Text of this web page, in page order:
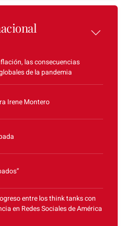
las consecuencias
de la pandemia
Irene Montero
entre los think tanks con
en Redes Sociales de América